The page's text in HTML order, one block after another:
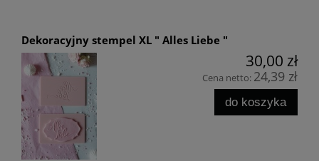
Dekoracyjny stempel XL " Alles Liebe "
30,00 zł
Cena netto: 24,39 zł
do koszyka